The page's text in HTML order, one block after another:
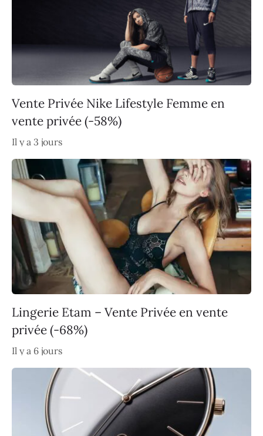
Vente Privée Nike Lifestyle Femme en
vente privée (-58%)
Il y a 3 jours
Lingerie Etam – Vente Privée en vente
privée (-68%)
Il y a 6 jours